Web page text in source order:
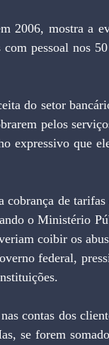
pessoal nos
do setor
pelos
expressivo que
o Ministério
coibir os
federal,
se forem